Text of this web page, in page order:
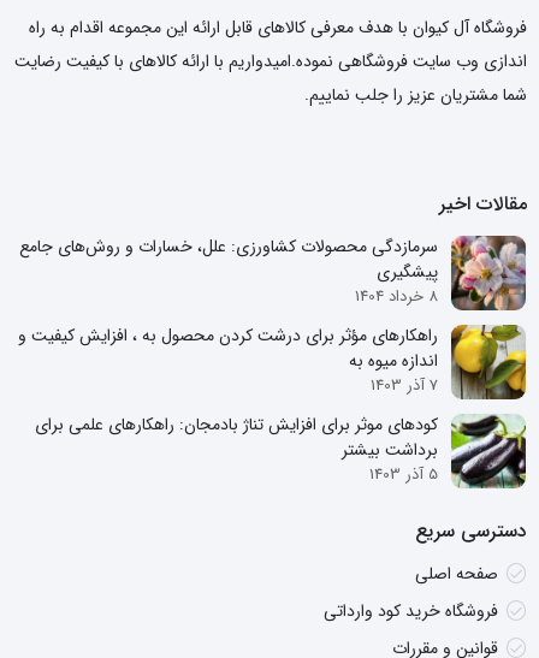
فروشگاه آل کیوان با هدف معرفی کالاهای قابل ارائه این مجموعه اقدام به راه
اندازی وب سایت فروشگاهی نموده.امیدواریم با ارائه کالاهای با کیفیت رضایت
شما مشتریان عزیز را جلب نماییم.
مقالات اخیر
سرمازدگی محصولات کشاورزی: علل، خسارات و روش‌های جامع
پیشگیری
8 خرداد 1404
راهکارهای مؤثر برای درشت کردن محصول به ، افزایش کیفیت و
اندازه میوه به
7 آذر 1403
کودهای موثر برای افزایش تناژ بادمجان: راهکارهای علمی برای
برداشت بیشتر
5 آذر 1403
دسترسی سریع
صفحه اصلی
فروشگاه خرید کود وارداتی
قوانین و مقررات